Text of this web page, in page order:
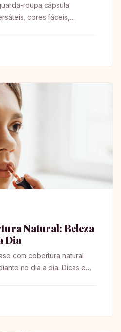
roupa cápsula
cores fáceis,
Natural: Beleza
Dia
com cobertura natural
no dia a dia. Dicas e